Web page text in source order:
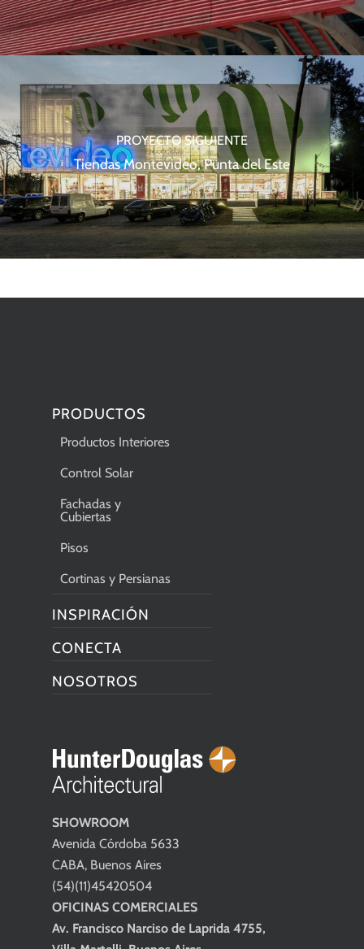
PROYECTO SIGUIENTE
Tiendas Montevideo, Punta del Este
SHOWROOM
Avenida Córdoba 5633
CABA, Buenos Aires
(54)(11)45420504
OFICINAS COMERCIALES
Av. Francisco Narciso de Laprida 4755,
PRODUCTOS
Productos Interiores
Control Solar
Fachadas y
Cubiertas
Pisos
Cortinas y Persianas
INSPIRACIÓN
CONECTA
NOSOTROS